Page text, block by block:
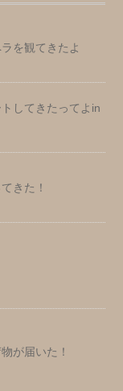
を観てきたよ
してきたってよin
きた！
が届いた！